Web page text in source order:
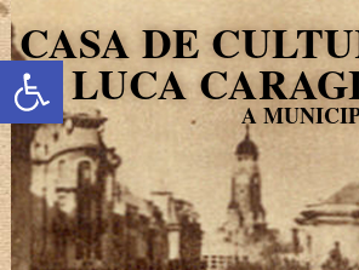
Deschide bara de unelte
CASA DE
LUCA